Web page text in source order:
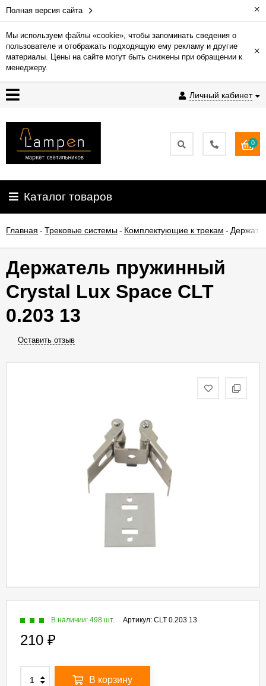
Полная версия сайта ×
Мы используем файлы «cookie», чтобы запоминать сведения о
пользователе и отображать подходящую ему рекламу и другие
материалы. Цены на сайте могут быть снижены при обращении к
менеджеру.
×
Личный кабинет
Гарантия
Доставка
и
Контакты
освещения
О
0
Каталог товаров
Главная - Трековые системы- Комплектующие к трекам -
Держатель пружинный
Crystal Lux Space CLT
0.203 13
Оставить отзыв
Артикул: CLT 0.203 13
В наличии: 498 шт.
210 ₽
В корзину